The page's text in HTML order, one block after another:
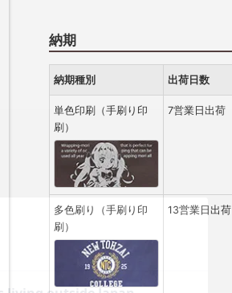
納期
納期種別 出荷日数
単色印刷（手刷り印
刷）
7営業日出荷
多色刷り（手刷り印
刷）
13営業日出荷